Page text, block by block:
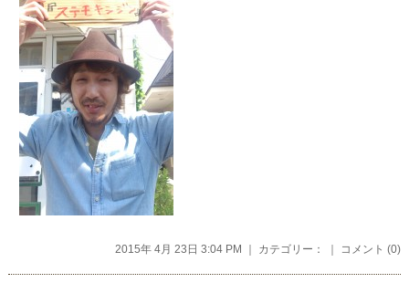
2015年 4月 23日 3:04 PM ｜ カテゴリー： ｜ コメント (0)